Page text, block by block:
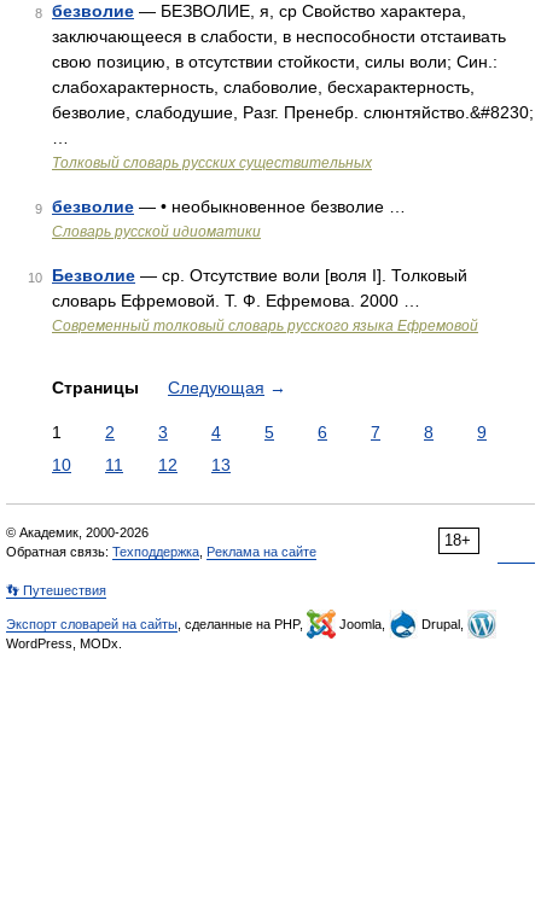
8 безволие — БЕЗВОЛИЕ, я, ср Свойство характера,
заключающееся в слабости, в неспособности отстаивать
свою позицию, в отсутствии стойкости, силы воли; Син.:
слабохарактерность, слабоволие, бесхарактерность,
безволие, слабодушие, Разг. Пренебр. слюнтяйство.&#8230;
Толковый словарь русских существительных
9 безволие — • необыкновенное безволие …
Словарь русской идиоматики
10 Безволие — ср. Отсутствие воли [воля I]. Толковый
словарь Ефремовой. Т. Ф. Ефремова. 2000 …
Современный толковый словарь русского языка Ефремовой
Страницы Следующая →
1 2 3 4 5 6 7 8
9
10
11 12 13
18+
© Академик, 2000-2026
Обратная связь: Техподдержка Реклама на сайте
👣 Путешествия
Экспорт словарей на сайты , сделанные на PHP, Joomla,
Drupal,
WordPress, MODx.